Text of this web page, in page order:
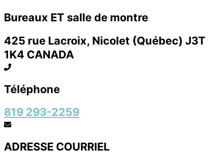
Bureaux ET salle de montre
425 rue Lacroix, Nicolet (Québec) J3T
1K4 CANADA
Téléphone
819 293-2259
ADRESSE COURRIEL